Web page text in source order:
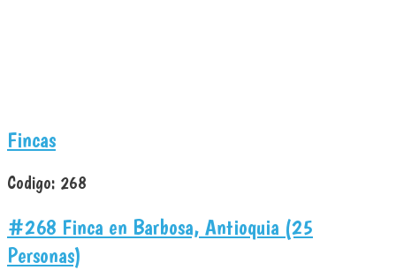
Fincas
Codigo: 268
#268 Finca en Barbosa, Antioquia (25
Personas)